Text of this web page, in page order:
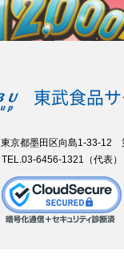
京都墨田区向島1-33-12
TEL.03-6456-1321（代表）